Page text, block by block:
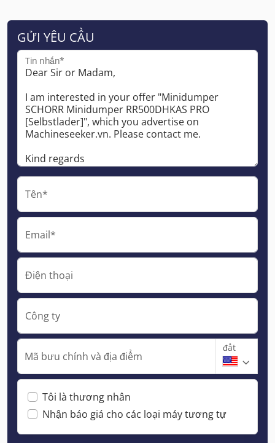
GỬI YÊU CẦU
Tin nhắn*
Tên*
Email*
Điện thoại
Công ty
Mã bưu chính và địa điểm
đất
Tôi là thương nhân
Nhận báo giá cho các loại máy tương tự